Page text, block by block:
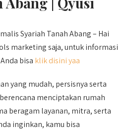
Syariah Tanah Abang – Hai
marketing saja, untuk informasi
bisa klik disini yaa
yang mudah, persisnya serta
menciptakan rumah
beragam layanan, mitra, serta
inginkan, kamu bisa